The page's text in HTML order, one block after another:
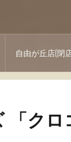
自由が丘店(閉
「クロ